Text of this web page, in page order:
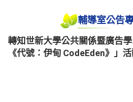
輔導室公告
轉知世新大學公共關係暨廣告
《代號：伊甸 CodeEden》」